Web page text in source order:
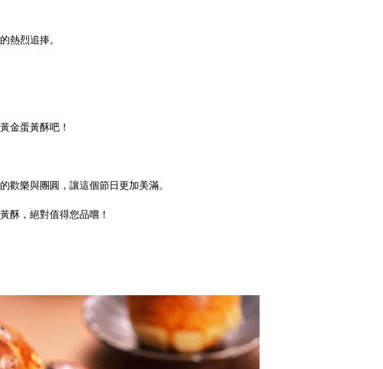
熱烈追捧。
金蛋黃酥吧！
歡樂與團圓，讓這個節日更加美滿。
酥，絕對值得您品嚐！